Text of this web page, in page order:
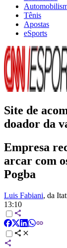
Tênis
Apostas
eSports
Site de
doador da
Empresa
arcar com
Pogba
Luis Fabiani, da
13:10